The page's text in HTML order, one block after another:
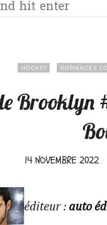
HOCKEY ROMANCES
14 NOVEMBRE 2022
éditeur : auto